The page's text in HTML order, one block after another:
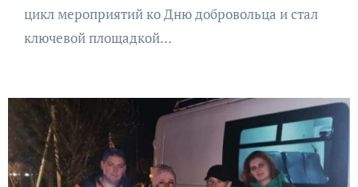
цикл мероприятий ко Дню добровольца и стал
ключевой площадкой…